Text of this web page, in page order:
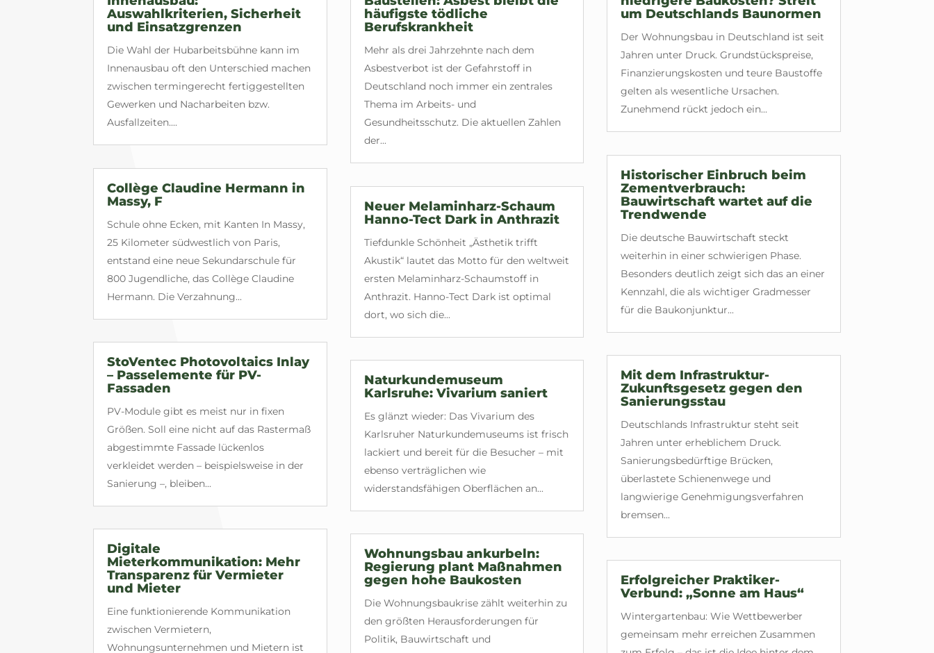
Auswahlkriterien, Sicherheit
und Einsatzgrenzen
Die Wahl der Hubarbeitsbühne kann im
Innenausbau oft den Unterschied machen
zwischen termingerecht fertiggestellten
Gewerken und Nacharbeiten bzw.
Ausfallzeiten....
Collège Claudine Hermann in
Massy, F
Schule ohne Ecken, mit Kanten In Massy,
25 Kilometer südwestlich von Paris,
entstand eine neue Sekundarschule für
800 Jugendliche, das Collège Claudine
Hermann. Die Verzahnung...
StoVentec Photovoltaics Inlay
– Passelemente für PV-
Fassaden
PV-Module gibt es meist nur in fixen
Größen. Soll eine nicht auf das Rastermaß
abgestimmte Fassade lückenlos
verkleidet werden – beispielsweise in der
Sanierung –, bleiben...
Digitale
Mieterkommunikation: Mehr
Transparenz für Vermieter
und Mieter
Eine funktionierende Kommunikation
zwischen Vermietern,
Wohnungsunternehmen und Mietern ist
häufigste tödliche
Berufskrankheit
Mehr als drei Jahrzehnte nach dem
Asbestverbot ist der Gefahrstoff in
Deutschland noch immer ein zentrales
Thema im Arbeits- und
Gesundheitsschutz. Die aktuellen Zahlen
der...
Neuer Melaminharz-Schaum
Hanno-Tect Dark in Anthrazit
Tiefdunkle Schönheit „Ästhetik trifft
Akustik“ lautet das Motto für den weltweit
ersten Melaminharz-Schaumstoff in
Anthrazit. Hanno-Tect Dark ist optimal
dort, wo sich die...
Naturkundemuseum
Karlsruhe: Vivarium saniert
Es glänzt wieder: Das Vivarium des
Karlsruher Naturkundemuseums ist frisch
lackiert und bereit für die Besucher – mit
ebenso verträglichen wie
widerstandsfähigen Oberflächen an...
Wohnungsbau ankurbeln:
Regierung plant Maßnahmen
gegen hohe Baukosten
Die Wohnungsbaukrise zählt weiterhin zu
den größten Herausforderungen für
Politik, Bauwirtschaft und
um Deutschlands Baunormen
Der Wohnungsbau in Deutschland ist seit
Jahren unter Druck. Grundstückspreise,
Finanzierungskosten und teure Baustoffe
gelten als wesentliche Ursachen.
Zunehmend rückt jedoch ein...
Historischer Einbruch beim
Zementverbrauch:
Bauwirtschaft wartet auf die
Trendwende
Die deutsche Bauwirtschaft steckt
weiterhin in einer schwierigen Phase.
Besonders deutlich zeigt sich das an einer
Kennzahl, die als wichtiger Gradmesser
für die Baukonjunktur...
Mit dem Infrastruktur-
Zukunftsgesetz gegen den
Sanierungsstau
Deutschlands Infrastruktur steht seit
Jahren unter erheblichem Druck.
Sanierungsbedürftige Brücken,
überlastete Schienenwege und
langwierige Genehmigungsverfahren
bremsen...
Erfolgreicher Praktiker-
Verbund: „Sonne am Haus“
Wintergartenbau: Wie Wettbewerber
gemeinsam mehr erreichen Zusammen